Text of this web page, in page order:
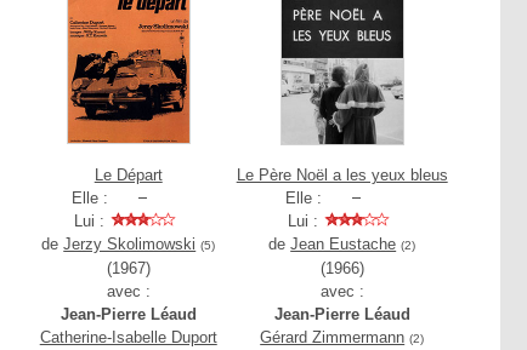
Le Départ
Elle :
Lui :
deJerzy Skolimowski (5)
(1967)
avec :
Jean-Pierre Léaud
Catherine-Isabelle Duport
Le Père Noël a les yeux bleus
Elle :
Lui :
deJean Eustache (2)
(1966)
avec :
Jean-Pierre Léaud
Gérard Zimmermann (2)